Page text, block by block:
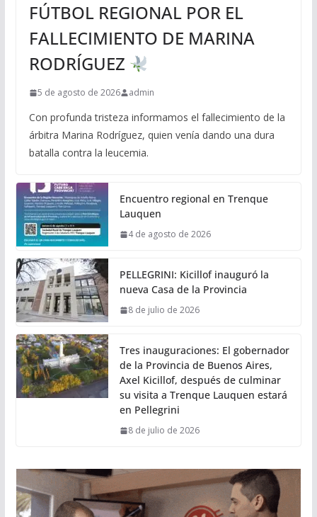
FÚTBOL REGIONAL POR EL
FALLECIMIENTO DE MARINA
RODRÍGUEZ
5 de agosto de 2026 admin
Con profunda tristeza informamos el fallecimiento de la
árbitra Marina Rodríguez, quien venía dando una dura
batalla contra la leucemia.
Encuentro regional en Trenque
Lauquen
4 de agosto de 2026
PELLEGRINI: Kicillof inauguró la
nueva Casa de la Provincia
8 de julio de 2026
Tres inauguraciones: El gobernador
de la Provincia de Buenos Aires,
Axel Kicillof, después de culminar
su visita a Trenque Lauquen estará
en Pellegrini
8 de julio de 2026